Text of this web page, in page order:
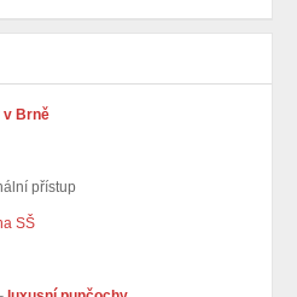
v Brně
přístup
SŠ